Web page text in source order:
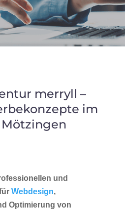
merryll –
im
Mötzingen
und
Webdesign,
Optimierung von